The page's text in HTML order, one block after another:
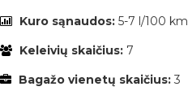
Kuro sąnaudos: 5-7 l/100 km
Keleivių skaičius: 7
Bagažo vienetų skaičius: 3